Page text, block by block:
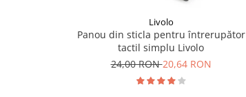
Livolo
Panou din sticla pentru întrerupător
tactil simplu Livolo
24,00 RON20,64 RON